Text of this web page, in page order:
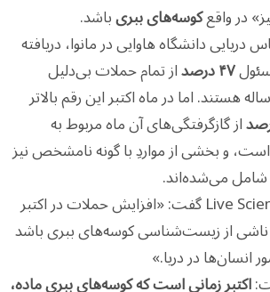
در واقعکوسه‌های ببریباشد.
دانشگاه هاوایی در مانوا، دریافته
۴۷ درصد
از تمام حملات بی‌دلیل
ثبت‌شده در بازه ۳۰ ساله هستند. اما در ماه اکتبر این رقم بالاتر
از گازگرفتگی‌های آن ماه مربوط به
و بخشی از مواردِ با گونه نامشخص نیز
شامل می‌شده‌اند.
مایر در ایمیلی به Live Science گفت: «افزایش حملات در اکتبر
از زیست‌شناسی کوسه‌های ببری باشد
انسان‌ها در دریا.»
اکتبر زمانی است که کوسه‌های ببری ماده،